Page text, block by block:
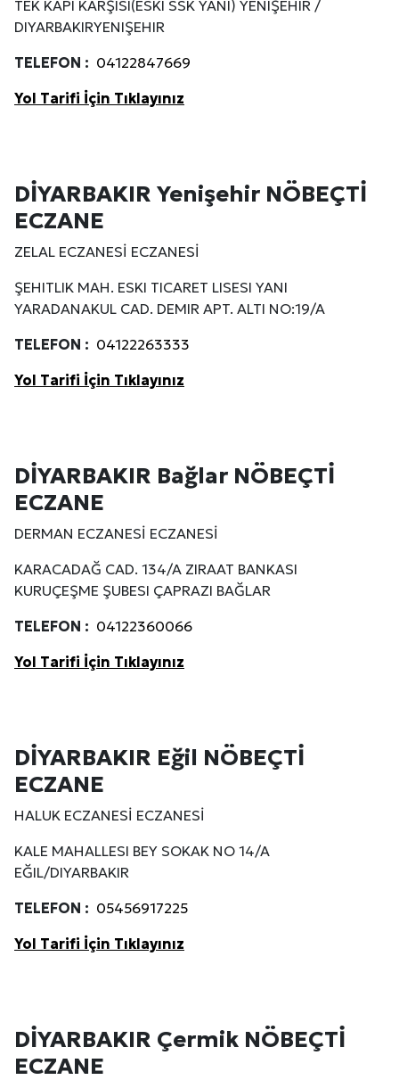
TEK KAPI KARŞISI(ESKI SSK YANI) YENIŞEHIR /
DIYARBAKIRYENIŞEHIR
TELEFON : 04122847669
Yol Tarifi İçin Tıklayınız
DİYARBAKIR Yenişehir NÖBEÇTİ
ECZANE
ZELAL ECZANESİ ECZANESİ
ŞEHITLIK MAH. ESKI TICARET LISESI YANI
YARADANAKUL CAD. DEMIR APT. ALTI NO:19/A
TELEFON : 04122263333
Yol Tarifi İçin Tıklayınız
DİYARBAKIR Bağlar NÖBEÇTİ
ECZANE
DERMAN ECZANESİ ECZANESİ
KARACADAĞ CAD. 134/A ZIRAAT BANKASI
KURUÇEŞME ŞUBESI ÇAPRAZI BAĞLAR
TELEFON : 04122360066
Yol Tarifi İçin Tıklayınız
DİYARBAKIR Eğil NÖBEÇTİ
ECZANE
HALUK ECZANESİ ECZANESİ
KALE MAHALLESI BEY SOKAK NO 14/A
EĞIL/DIYARBAKIR
TELEFON : 05456917225
Yol Tarifi İçin Tıklayınız
DİYARBAKIR Çermik NÖBEÇTİ
ECZANE